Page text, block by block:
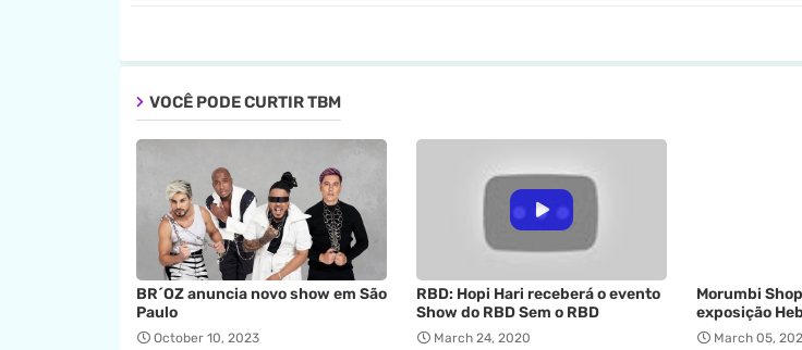
VOCÊ PODE CURTIR TBM
BR´OZ anuncia novo show em São
Paulo
October 10, 2023
RBD: Hopi Hari receberá o evento
Show do RBD Sem o RBD
March 24, 2020
Morumbi
exposição
March 05,